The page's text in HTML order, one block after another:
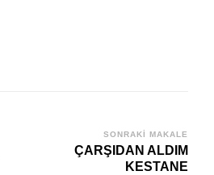
SONRAKI MAKALE
ÇARŞIDAN ALDIM
KESTANE